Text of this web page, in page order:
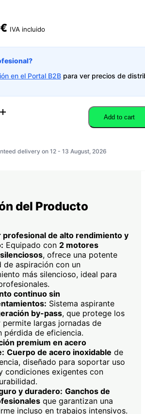
€ IVA incluido
en el Portal B2B para ver precios de
Add to cart
delivery on 12 - 13 August, 2026
del Producto
profesional de alto rendimiento y
Equipado con 2 motores
, ofrece una potente
de aspiración con un
más silencioso, ideal para
continuo sin
Sistema aspirante
by-pass, que protege los
permite largas jornadas de
pérdida de eficiencia.
premium en acero
Cuerpo de acero inoxidable de
diseñado para soportar uso
condiciones exigentes con
y duradero: Ganchos de
que garantizan una
incluso en trabajos intensivos.